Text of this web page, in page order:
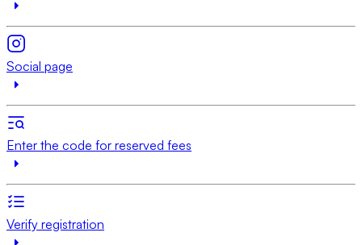
Social page
Enter the code for reserved fees
Verify registration